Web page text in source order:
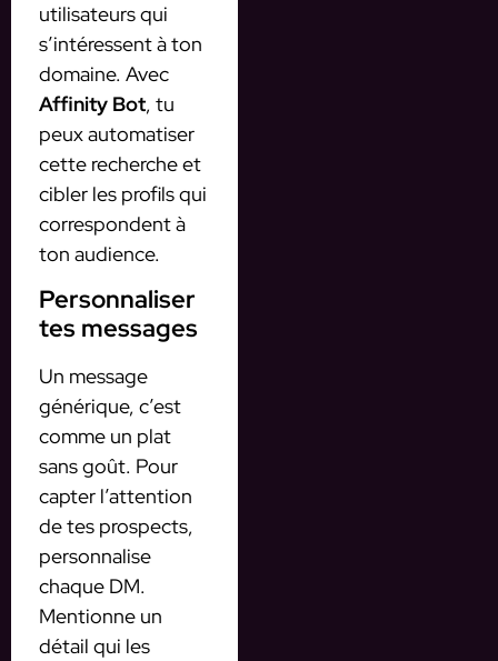
utilisateurs qui
s’intéressent à ton
domaine. Avec
Affinity Bot, tu
peux automatiser
cette recherche et
cibler les profils qui
correspondent à
ton audience.
Personnaliser
tes messages
Un message
générique, c’est
comme un plat
sans goût. Pour
capter l’attention
de tes prospects,
personnalise
chaque DM.
Mentionne un
détail qui les